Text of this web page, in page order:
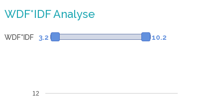
WDF*IDF Analyse
WDF*IDF 3.2 10.2
12